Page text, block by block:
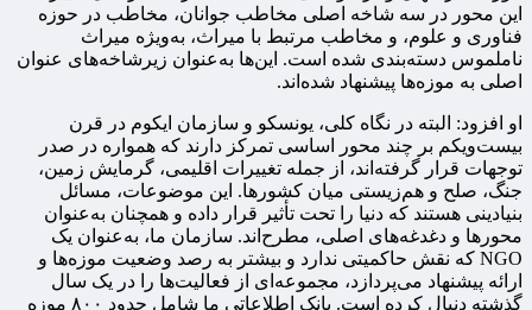
این محور در سه شاخه‌ اصلی مخاطب جوانان، مخاطب در حوزه
فناوری و علوم، و مخاطب مرتبط با میراث، به‌ویژه میراث
ناملموس دسته‌بندی شده است. این‌ها به‌عنوان زیرشاخه‌های عنوان
اصلی به موزه‌ها پیشنهاد شده‌اند.
او افزود: البته در نگاه کلی، یونسکو و سازمان ایکوم در قرن
بیست‌ویکم بر چند محور اساسی تمرکز دارند که همواره در صدر
توجهات قرار گرفته‌اند، از جمله تغییرات اقلیمی، گرمایش زمین،
جنگ، صلح و هم‌زیستی میان کشورها. این موضوعات، مسائل
بنیادینی هستند که دنیا را تحت تأثیر قرار داده و همچنان به‌عنوان
محورها و دغدغه‌های اصلی، مطرح‌اند. سازمان ما، به‌عنوان یک
NGO که نقش حاکمیتی ندارد و بیشتر به رصد وضعیت موزه‌ها و
ارائه پیشنهاد می‌پردازد، مجموعه‌ای از فعالیت‌ها را در یک سال
گذشته دنبال کرده است. بانک اطلاعاتی ما شامل حدود ۸۰۰ موزه